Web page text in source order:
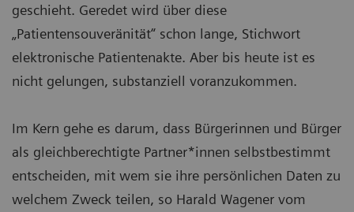
geschieht. Geredet wird über diese
„Patientensouveränität“ schon lange, Stichwort
elektronische Patientenakte. Aber bis heute ist es
nicht gelungen, substanziell voranzukommen.
Im Kern gehe es darum, dass Bürgerinnen und Bürger
als gleichberechtigte Partner*innen selbstbestimmt
entscheiden, mit wem sie ihre persönlichen Daten zu
welchem Zweck teilen, so Harald Wagener vom